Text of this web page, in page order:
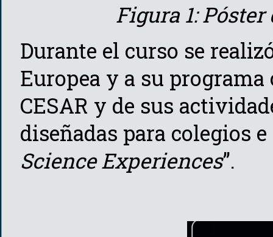
Figura 1:
Durante el curso se
Europea y a su
CESAR y de sus
diseñadas para colegios
Science Experiences”.